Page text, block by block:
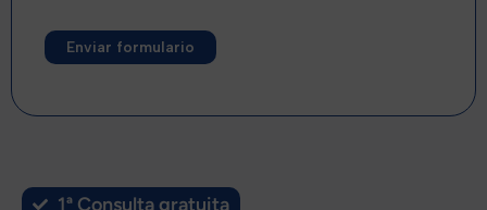
1ª Consulta gratuita